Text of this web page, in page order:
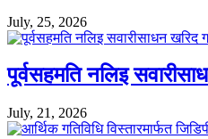
July, 25, 2026
पूर्वसहमति नलिइ
July, 21, 2026